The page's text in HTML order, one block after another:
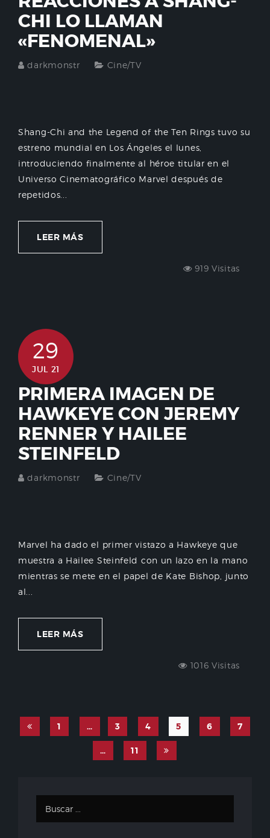
CHI LO LLAMAN
«FENOMENAL»
darkmonstr Cine/TV
Shang-Chi and the Legend of the Ten Rings tuvo su
estreno mundial en Los Ángeles el lunes,
introduciendo finalmente al héroe titular en el
Universo Cinematográfico Marvel después de
repetidos...
LEER MÁS
919 Visitas
29
JUL 21
PRIMERA IMAGEN DE
HAWKEYE CON JEREMY
RENNER Y HAILEE
STEINFELD
darkmonstr Cine/TV
Marvel ha dado el primer vistazo a Hawkeye que
muestra a Hailee Steinfeld con un lazo en la mano
mientras se mete en el papel de Kate Bishop, junto
al...
LEER MÁS
1016 Visitas
1 … 3 4 5 6 7
… 11